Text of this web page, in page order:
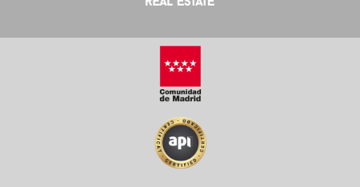
bienes raíces puede hacer una gran diferencia.
Asegúrate también de tomar fotos durante el día cuando
haya buena iluminación natural.
¿Es necesario realizar reformas antes de
No siempre es necesario realizar reformas grandes; sin